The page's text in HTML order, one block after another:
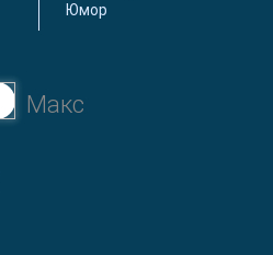
Юмор
Макс